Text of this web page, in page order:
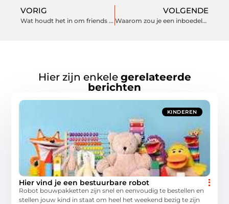
VORIG
Wat houdt het in om friends with benefits te zijn?
VOLGENDE
Waarom zou je een inboedelverzekering vergelijken?
Hier zijn enkele gerelateerde
berichten
KINDEREN
Hier vind je een bestuurbare robot
Robot bouwpakketten zijn snel en eenvoudig te bestellen en
stellen jouw kind in staat om heel het weekend bezig te zijn